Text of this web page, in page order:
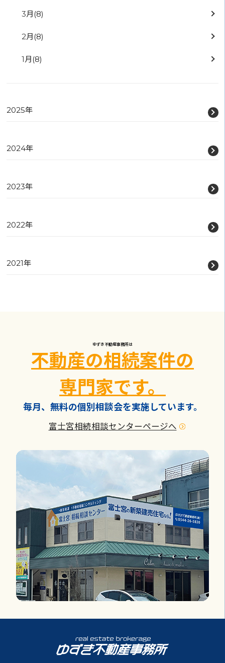
3月 (8)
2月 (8)
1月 (8)
2025年
2024年
2023年
2022年
2021年
ゆずき不動産事務所は
不動産の相続案件の
専門家です。
毎月、無料の個別相談会を実施しています。
富士宮相続相談センターページへ